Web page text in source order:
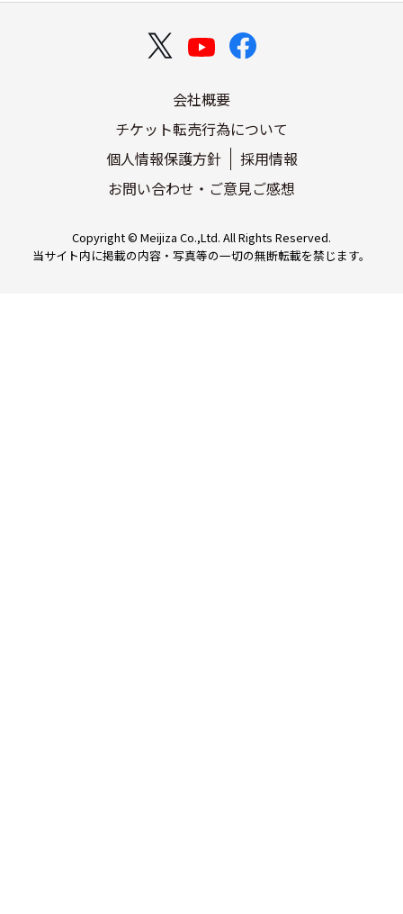
会社概要
チケット転売行為について
個人情報保護方針
採用情報
お問い合わせ・ご意見ご感想
Copyright © Meijiza Co.,Ltd. All Rights Reserved.
当サイト内に掲載の内容・写真等の一切の無断転載を禁じます。